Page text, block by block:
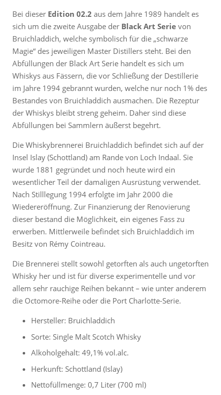
Bei dieser Edition 02.2 aus dem Jahre 1989 handelt es
sich um die zweite Ausgabe der Black Art Serie von
Bruichladdich, welche symbolisch für die „schwarze
Magie“ des jeweiligen Master Distillers steht. Bei den
Abfüllungen der Black Art Serie handelt es sich um
Whiskys aus Fässern, die vor Schließung der Destillerie
im Jahre 1994 gebrannt wurden, welche nur noch 1% des
Bestandes von Bruichladdich ausmachen. Die Rezeptur
der Whiskys bleibt streng geheim. Daher sind diese
Abfüllungen bei Sammlern äußerst begehrt.
Die Whiskybrennerei Bruichladdich befindet sich auf der
Insel Islay (Schottland) am Rande von Loch Indaal. Sie
wurde 1881 gegründet und noch heute wird ein
wesentlicher Teil der damaligen Ausrüstung verwendet.
Nach Stilllegung 1994 erfolgte im Jahr 2000 die
Wiedereröffnung. Zur Finanzierung der Renovierung
dieser bestand die Möglichkeit, ein eigenes Fass zu
erwerben. Mittlerweile befindet sich Bruichladdich im
Besitz von Rémy Cointreau.
Die Brennerei stellt sowohl getorften als auch ungetorften
Whisky her und ist für diverse experimentelle und vor
allem sehr rauchige Reihen bekannt – wie unter anderem
die Octomore-Reihe oder die Port Charlotte-Serie.
Hersteller: Bruichladdich
Sorte: Single Malt Scotch Whisky
Alkoholgehalt: 49,1% vol.alc.
Herkunft: Schottland (Islay)
Nettofüllmenge: 0,7 Liter (700 ml)